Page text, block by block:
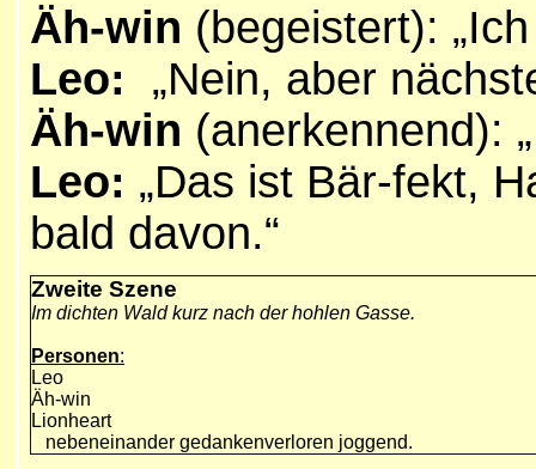
Äh-win (begeistert):
Leo: „Nein, aber
Äh-win (anerkennend):
Leo: „Das ist Bär-fekt,
bald davon.“
Zweite Szene
Im dichten Wald kurz nach der hohlen Gasse.
Personen:
Leo
Äh-win
Lionheart
nebeneinander gedankenverloren joggend.